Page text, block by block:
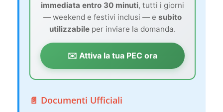
immediata entro 30 minuti, tutti i giorni
— weekend e festivi inclusi — e subito
utilizzabile per inviare la domanda.
✉️ Attiva la tua PEC ora
📄 Documenti Ufficiali